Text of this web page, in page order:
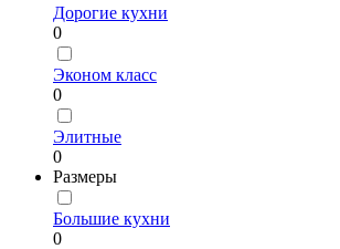
Дорогие кухни
0
Эконом класс
0
Элитные
0
Размеры
Большие кухни
0